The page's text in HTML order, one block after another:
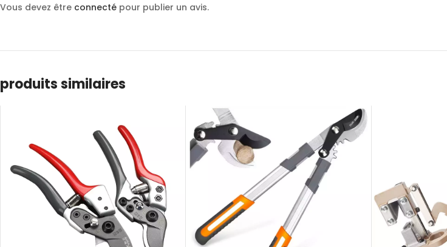
Vous devez être connecté pour publier un avis.
produits similaires